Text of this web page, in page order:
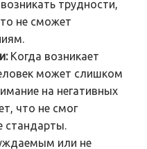
трудности,
не сможет
Когда возникает
может слишком
на негативных
что не смог
стандарты.
или не